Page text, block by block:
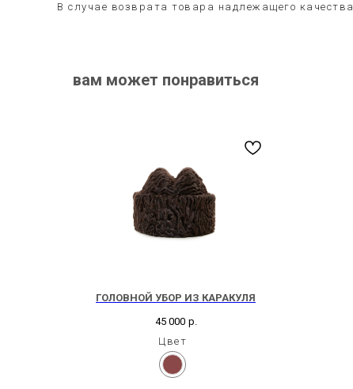
В случае возврата товара надлежащего качества
вам может понравиться
ГОЛОВНОЙ УБОР ИЗ КАРАКУЛЯ
45 000 р.
Цвет